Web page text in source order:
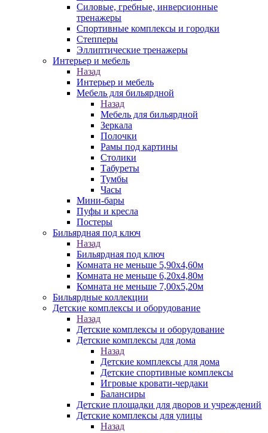
Силовые, гребные, инверсионные
тренажеры
Спортивные комплексы и городки
Степперы
Эллиптические тренажеры
Интерьер и мебель
Назад
Интерьер и мебель
Мебель для бильярдной
Назад
Мебель для бильярдной
Зеркала
Полочки
Рамы под картины
Столики
Табуреты
Тумбы
Часы
Мини-бары
Пуфы и кресла
Постеры
Бильярдная под ключ
Назад
Бильярдная под ключ
Комната не меньше 5,90х4,60м
Комната не меньше 6,20х4,80м
Комната не меньше 7,00х5,20м
Бильярдные коллекции
Детские комплексы и оборудование
Назад
Детские комплексы и оборудование
Детские комплексы для дома
Назад
Детские комплексы для дома
Детские спортивные комплексы
Игровые кровати-чердаки
Балансиры
Детские площадки для дворов и учреждений
Детские комплексы для улицы
Назад